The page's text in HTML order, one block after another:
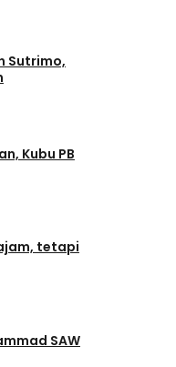
Sutrimo,
Kubu PB
tetapi
SAW